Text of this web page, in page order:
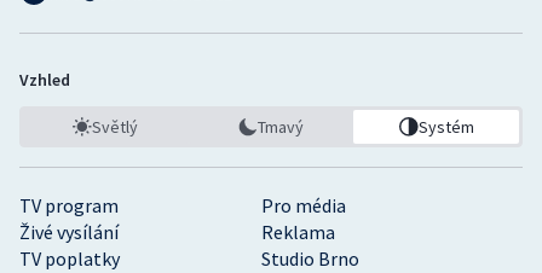
TV program
Pro média
Živé vysílání
Reklama
TV poplatky
Studio Brno
Vzhled
Světlý Tmavý Systém